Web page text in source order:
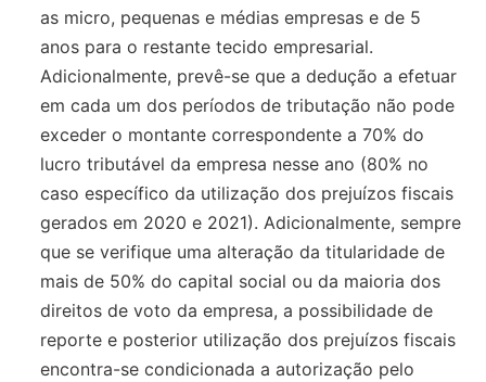
as micro, pequenas e médias empresas e de 5
anos para o restante tecido empresarial.
Adicionalmente, prevê-se que a dedução a efetuar
em cada um dos períodos de tributação não pode
exceder o montante correspondente a 70% do
lucro tributável da empresa nesse ano (80% no
caso específico da utilização dos prejuízos fiscais
gerados em 2020 e 2021). Adicionalmente, sempre
que se verifique uma alteração da titularidade de
mais de 50% do capital social ou da maioria dos
direitos de voto da empresa, a possibilidade de
reporte e posterior utilização dos prejuízos fiscais
encontra-se condicionada a autorização pelo